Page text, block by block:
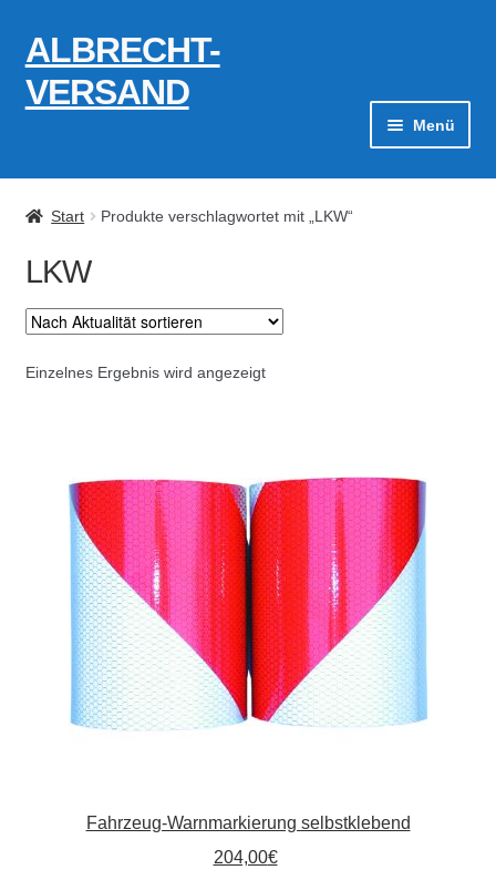
Zur
Navigation
springen
Zum
Inhalt
springen
ALBRECHT-
VERSAND
Menü
Zahlungsarten
Absperrpfosten
Arbeitskleidung
Baulampen
Baustellenbedarf
GaLaBau
Start Produkte verschlagwortet mit „LKW“
LKW
Einzelnes Ergebnis wird angezeigt
Fahrzeug-Warnmarkierung selbstklebend
204,00€